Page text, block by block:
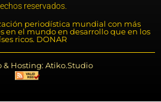
reservados.
periodística mundial con más
en el mundo en desarrollo que en los
ricos. DONAR
& Hosting: Atiko.Studio